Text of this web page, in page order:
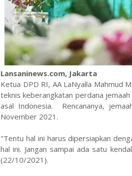
Lansaninews.com, Jakarta
Ketua DPD RI, AA LaNyalla Mahmud
teknis keberangkatan perdana
asal Indonesia. Rencananya,
November 2021.
"Tentu hal ini harus dipersiapkan
hal ini. Jangan sampai ada satu
(22/10/2021).